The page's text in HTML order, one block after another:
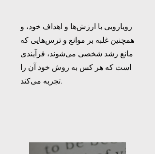
رویارویی با ارزش‌ها و اهداف خود، و
همچنین غلبه بر موانع و ترس‌هایی که
مانع رشد شخصی می‌شوند، فرآیندی
است که هر کس به روش خود آن را
تجربه می‌کند.